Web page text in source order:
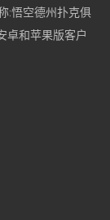
:悟空德州扑克俱
卓和苹果版客户